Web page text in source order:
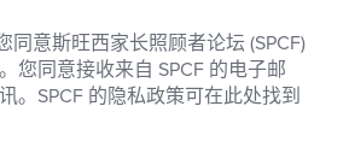
同意斯旺西家长照顾者论坛 (SPCF)
您同意接收来自 SPCF 的电子邮
。SPCF 的隐私政策可在此处找到